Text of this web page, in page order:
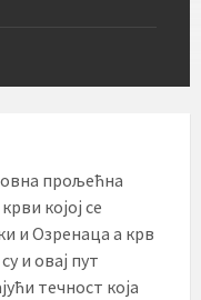
прољећна
којој се
и Озренаца а крв
и овај пут
течност која